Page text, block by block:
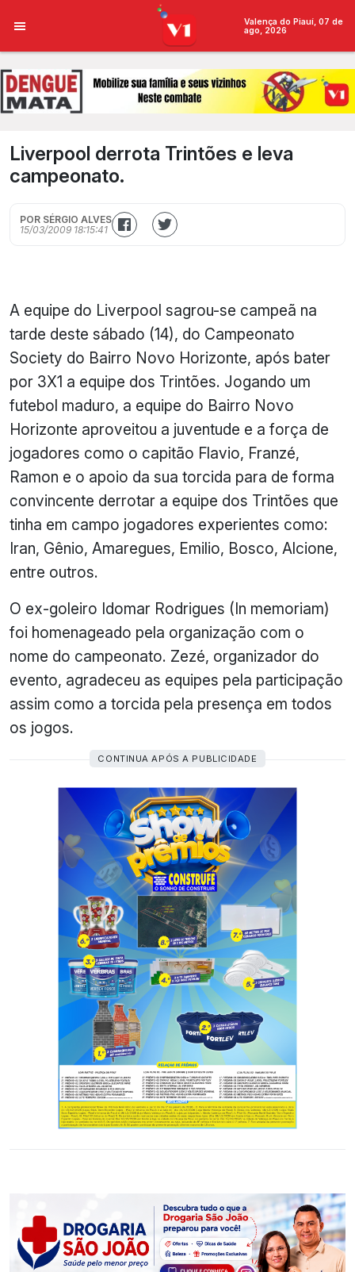
Valença do Piauí, 07 de
ago, 2026
Liverpool derrota Trintões e leva
campeonato.
POR SÉRGIO ALVES
15/03/2009 18:15:41
A equipe do Liverpool sagrou-se campeã na
tarde deste sábado (14), do Campeonato
Society do Bairro Novo Horizonte, após bater
por 3X1 a equipe dos Trintões. Jogando um
futebol maduro, a equipe do Bairro Novo
Horizonte aproveitou a juventude e a força de
jogadores como o capitão Flavio, Franzé,
Ramon e o apoio da sua torcida para de forma
convincente derrotar a equipe dos Trintões que
tinha em campo jogadores experientes como:
Iran, Gênio, Amaregues, Emilio, Bosco, Alcione,
entre outros.
O ex-goleiro Idomar Rodrigues (In memoriam)
foi homenageado pela organização com o
nome do campeonato. Zezé, organizador do
evento, agradeceu as equipes pela participação
assim como a torcida pela presença em todos
os jogos.
CONTINUA APÓS A PUBLICIDADE